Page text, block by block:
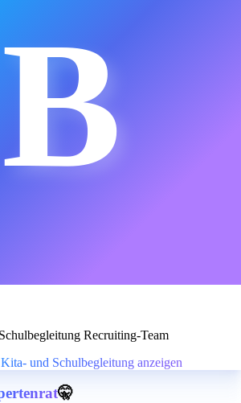
B
Recruiting-Team
und Schulbegleitung anzeigen
🤫